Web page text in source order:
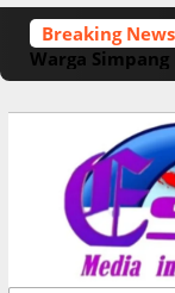
Langsung
konten
Breaking News
Warga